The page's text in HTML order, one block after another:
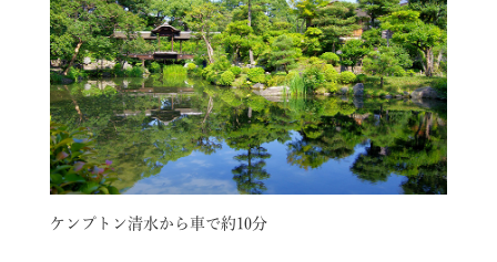
ケンプトン清水から車で約10分